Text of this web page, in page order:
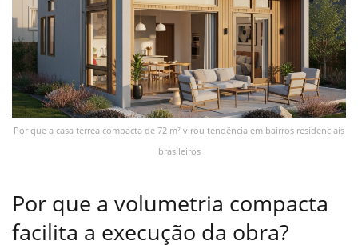
Por que a casa térrea compacta de 72 m² virou tendência em bairros residenciais
brasileiros
Por que a volumetria compacta
facilita a execução da obra?